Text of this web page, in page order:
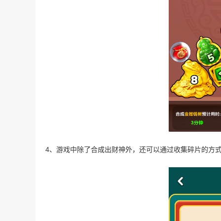
4、游戏中除了合成出财神外，还可以通过收集碎片的方